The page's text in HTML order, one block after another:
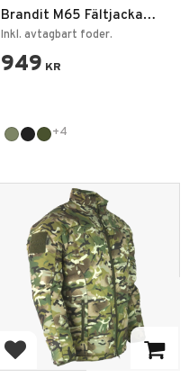
Brandit M65 Fältjacka
Klassisk
Inkl. avtagbart foder.
949 KR
+4
Lägg till i favoriter